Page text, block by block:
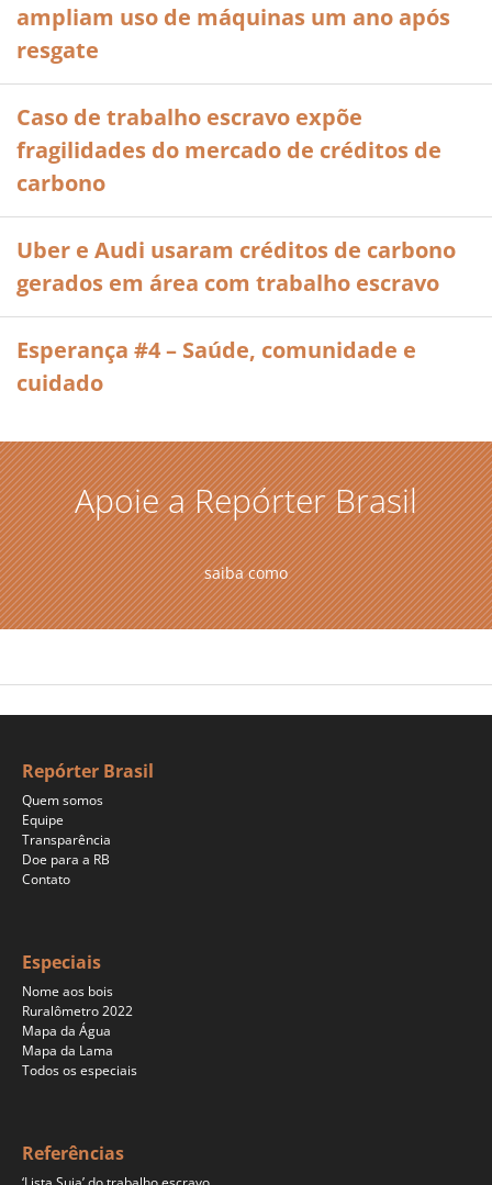
ampliam uso de máquinas um ano após
resgate
Caso de trabalho escravo expõe
fragilidades do mercado de créditos de
carbono
Uber e Audi usaram créditos de carbono
gerados em área com trabalho escravo
Esperança #4 – Saúde, comunidade e
cuidado
Apoie a Repórter Brasil
saiba como
Repórter Brasil
Quem somos
Equipe
Transparência
Doe para a RB
Contato
Especiais
Nome aos bois
Ruralômetro 2022
Mapa da Água
Mapa da Lama
Todos os especiais
Referências